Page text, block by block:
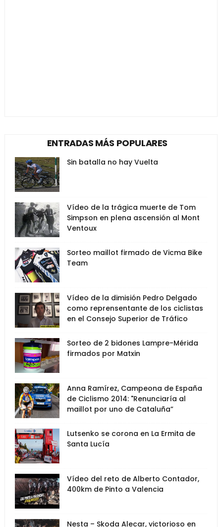
ENTRADAS MÁS POPULARES
Sin batalla no hay Vuelta
Vídeo de la trágica muerte de Tom
Simpson en plena ascensión al Mont
Ventoux
Sorteo maillot firmado de Vicma Bike
Team
Vídeo de la dimisión Pedro Delgado
como reprensentante de los ciclistas
en el Consejo Superior de Tráfico
Sorteo de 2 bidones Lampre-Mérida
firmados por Matxin
Anna Ramírez, Campeona de España
de Ciclismo 2014: "Renunciaría al
maillot por uno de Cataluña”
Lutsenko se corona en La Ermita de
Santa Lucía
Vídeo del reto de Alberto Contador,
400km de Pinto a Valencia
Nesta – Skoda Alecar, victorioso en